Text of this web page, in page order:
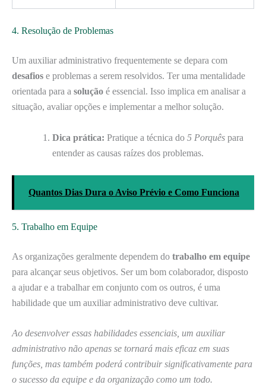
4. Resolução de Problemas
Um auxiliar administrativo frequentemente se depara com
desafios e problemas a serem resolvidos. Ter uma mentalidade
orientada para a solução é essencial. Isso implica em analisar a
situação, avaliar opções e implementar a melhor solução.
Dica prática: Pratique a técnica do 5 Porquês para
entender as causas raízes dos problemas.
Quantos Dias Dura o Aviso Prévio e Como Funciona
5. Trabalho em Equipe
As organizações geralmente dependem do trabalho em equipe
para alcançar seus objetivos. Ser um bom colaborador, disposto
a ajudar e a trabalhar em conjunto com os outros, é uma
habilidade que um auxiliar administrativo deve cultivar.
Ao desenvolver essas habilidades essenciais, um auxiliar
administrativo não apenas se tornará mais eficaz em suas
funções, mas também poderá contribuir significativamente para
o sucesso da equipe e da organização como um todo.